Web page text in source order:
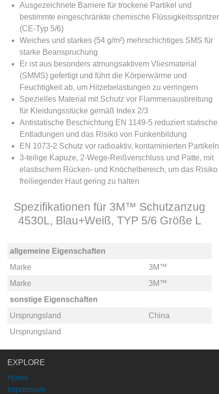
Ausgezeichnete Barriere für trockene Partikel und
bestimmte eingeschränkte chemische Flüssigkeitsspritzer
(CE-Typ 5/6)
Weiches und starkes (54 g/m²) mehrschichtiges SMS für
starke Beanspruchung
Er ist aus besonders atmungsaktivem Vliesmaterial
(SMMS) gefertigt und führt die Körperwärme und
Feuchtigkeit ab, um Hitzebelastungen zu verringern
Spezielles Material mit Schutz vor Flammenausbreitung
für Kleidungsstücke gemäß Index 2/3
Antistatische Beschichtung EN 1149-5 reduziert statische
Entladungen und das Risiko von Funkenbildung
EN 1073-2 Schutz vor radioaktiv, kontaminierten Partikeln
3-teilige Kapuze, 2-Wege-Reißverschluss und Patte, mit
elastischem Rücken- und Knöchelbereich, um das Risiko
freiliegender Haut gering zu halten
Spezifikationen für 3M™ Schutzanzug
4530L, Blau+Weiß, TYP 5/6 Größe L
allgemeine Eigenschaften
Marke
3M™
Marke
3M™
sonstige Eigenschaften
Ursprungsland
China
Ursprungsland
EXPLORE
Home
Impressum